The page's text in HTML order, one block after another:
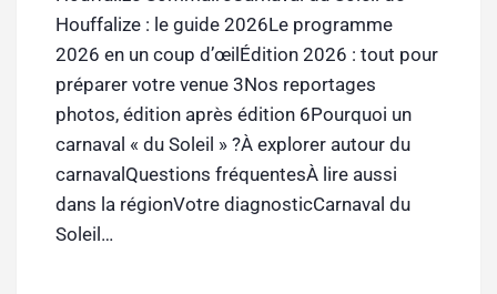
Houffalize : le guide 2026Le programme
2026 en un coup d’œilÉdition 2026 : tout pour
préparer votre venue 3Nos reportages
photos, édition après édition 6Pourquoi un
carnaval « du Soleil » ?À explorer autour du
carnavalQuestions fréquentesÀ lire aussi
dans la régionVotre diagnosticCarnaval du
Soleil…